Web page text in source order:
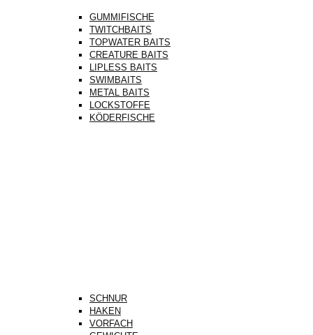
GUMMIFISCHE
TWITCHBAITS
TOPWATER BAITS
CREATURE BAITS
LIPLESS BAITS
SWIMBAITS
METAL BAITS
LOCKSTOFFE
KÖDERFISCHE
SCHNUR
HAKEN
VORFACH